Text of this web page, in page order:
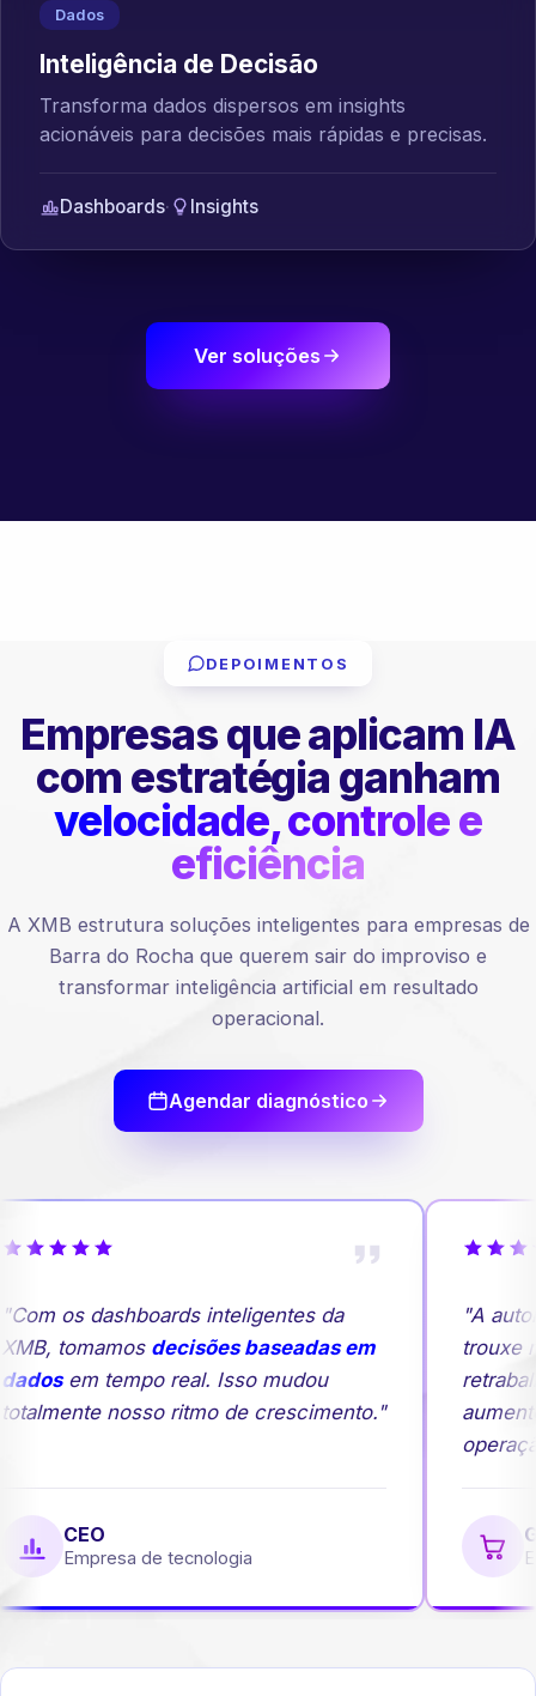
Dados
Inteligência de Decisão
Transforma dados dispersos em insights
acionáveis para decisões mais rápidas e precisas.
Dashboards· Insights
Ver soluções
DEPOIMENTOS
Empresas que aplicam IA
com estratégia ganham
velocidade, controle e
eficiência
A XMB estrutura soluções inteligentes para empresas de
Barra do Rocha que querem sair do improviso e
transformar inteligência artificial em resultado
operacional.
Agendar diagnóstico
os dashboards inteligentes da
tomamosdecisões baseadas em
em tempo real. Isso mudou
nosso ritmo de crescimento."
CEO
Empresa de tecnologia
"A
trouxe